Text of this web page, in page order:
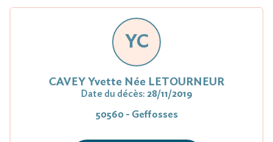
YC
CAVEY Yvette Née LETOURNEUR
Date du décès: 28/11/2019
50560 - Geffosses